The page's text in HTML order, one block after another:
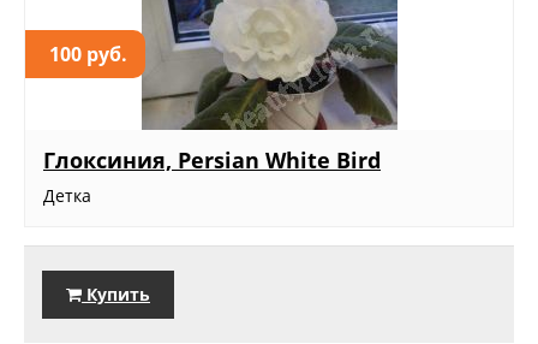
100 руб.
Глоксиния, Persian White Bird
Детка
Купить